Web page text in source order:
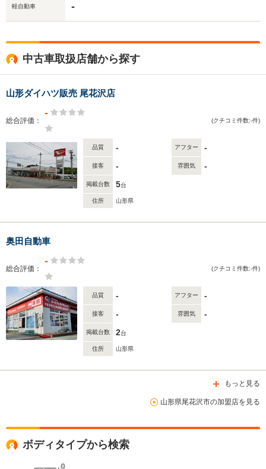
軽自動車 -
中古車取扱店舗から探す
山形ダイハツ販売 尾花沢店
総合評価：
-
(クチコミ件数:-件)
品質 - アフター -
接客 - 雰囲気 -
掲載台数 5台
住所 山形県
奥田自動車
総合評価：
-
(クチコミ件数:-件)
品質 - アフター -
接客 - 雰囲気 -
掲載台数 2台
住所 山形県
もっと見る
山形県尾花沢市の加盟店を見る
ボディタイプから検索